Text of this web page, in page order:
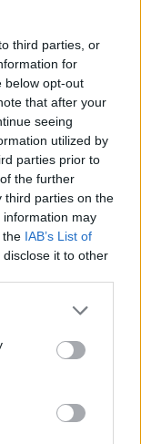
third parties, or
for
below opt-out
that after your
seeing
utilized by
parties prior to
the further
third parties on the
information may
the IAB’s List of
it to other
or more Google
You may click to
party tags to
in below Google
όλα, κάτι
γιο στο
για
αθώα,
και
Ελπίδα
το
μπορεί να
παροχές
του
του